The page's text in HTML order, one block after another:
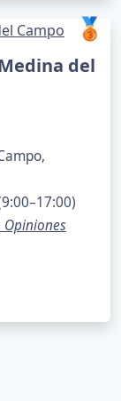
🥉
del
Opiniones